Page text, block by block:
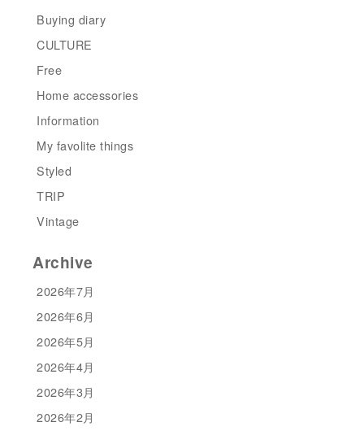
Buying diary
CULTURE
Free
Home accessories
Information
My favolite things
Styled
TRIP
Vintage
Archive
2026年7月
2026年6月
2026年5月
2026年4月
2026年3月
2026年2月